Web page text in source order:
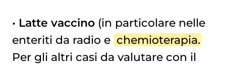
• Latte vaccino(in particolare nelle
enteriti da radio e chemioterapia.
Per gli altri casi da valutare con il